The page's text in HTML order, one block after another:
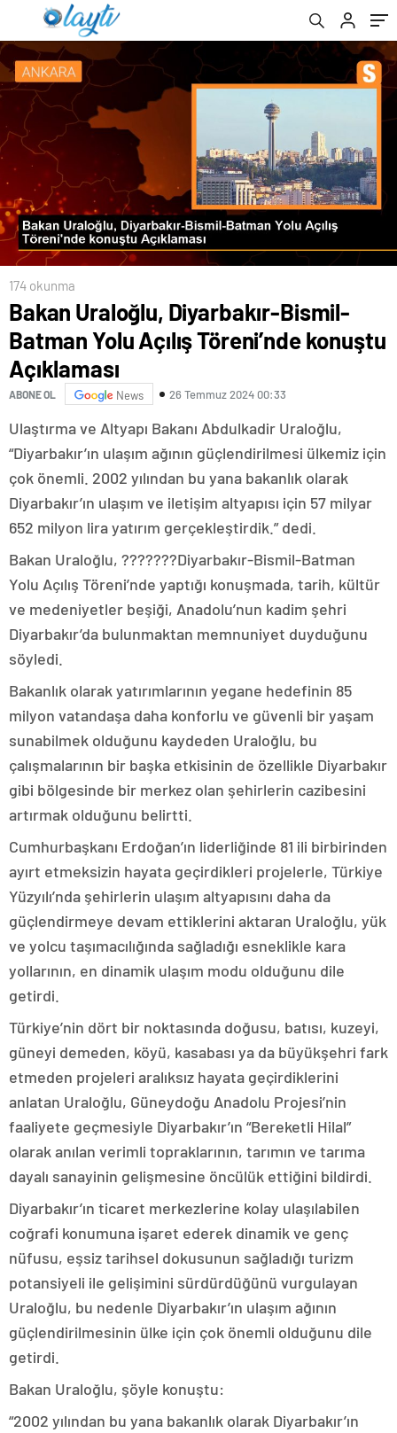
174 okunma
Bakan Uraloğlu, Diyarbakır-Bismil-
Batman Yolu Açılış Töreni’nde konuştu
Açıklaması
ABONE OL News 26 Temmuz 2024 00:33
Ulaştırma ve Altyapı Bakanı Abdulkadir Uraloğlu,
“Diyarbakır’ın ulaşım ağının güçlendirilmesi ülkemiz için
çok önemli. 2002 yılından bu yana bakanlık olarak
Diyarbakır’ın ulaşım ve iletişim altyapısı için 57 milyar
652 milyon lira yatırım gerçekleştirdik.” dedi.
Bakan Uraloğlu, ???????Diyarbakır-Bismil-Batman
Yolu Açılış Töreni’nde yaptığı konuşmada, tarih, kültür
ve medeniyetler beşiği, Anadolu’nun kadim şehri
Diyarbakır’da bulunmaktan memnuniyet duyduğunu
söyledi.
Bakanlık olarak yatırımlarının yegane hedefinin 85
milyon vatandaşa daha konforlu ve güvenli bir yaşam
sunabilmek olduğunu kaydeden Uraloğlu, bu
çalışmalarının bir başka etkisinin de özellikle Diyarbakır
gibi bölgesinde bir merkez olan şehirlerin cazibesini
artırmak olduğunu belirtti.
Cumhurbaşkanı Erdoğan’ın liderliğinde 81 ili birbirinden
ayırt etmeksizin hayata geçirdikleri projelerle, Türkiye
Yüzyılı’nda şehirlerin ulaşım altyapısını daha da
güçlendirmeye devam ettiklerini aktaran Uraloğlu, yük
ve yolcu taşımacılığında sağladığı esneklikle kara
yollarının, en dinamik ulaşım modu olduğunu dile
getirdi.
Türkiye’nin dört bir noktasında doğusu, batısı, kuzeyi,
güneyi demeden, köyü, kasabası ya da büyükşehri fark
etmeden projeleri aralıksız hayata geçirdiklerini
anlatan Uraloğlu, Güneydoğu Anadolu Projesi’nin
faaliyete geçmesiyle Diyarbakır’ın “Bereketli Hilal”
olarak anılan verimli topraklarının, tarımın ve tarıma
dayalı sanayinin gelişmesine öncülük ettiğini bildirdi.
Diyarbakır’ın ticaret merkezlerine kolay ulaşılabilen
coğrafi konumuna işaret ederek dinamik ve genç
nüfusu, eşsiz tarihsel dokusunun sağladığı turizm
potansiyeli ile gelişimini sürdürdüğünü vurgulayan
Uraloğlu, bu nedenle Diyarbakır’ın ulaşım ağının
güçlendirilmesinin ülke için çok önemli olduğunu dile
getirdi.
Bakan Uraloğlu, şöyle konuştu:
“2002 yılından bu yana bakanlık olarak Diyarbakır’ın